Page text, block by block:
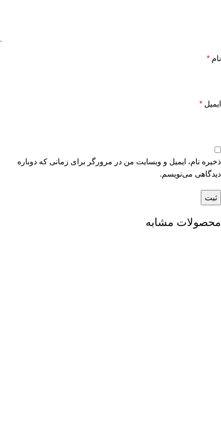
نام *
ایمیل *
ذخیره نام، ایمیل و وبسایت من در مرورگر برای زمانی که دوباره
دیدگاهی می‌نویسم.
محصولات مشابه